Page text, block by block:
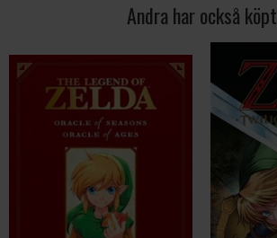
Andra har också köpt